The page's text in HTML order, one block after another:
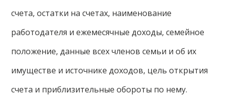
счета, остатки на счетах, наименование
работодателя и ежемесячные доходы, семейное
положение, данные всех членов семьи и об их
имуществе и источнике доходов, цель открытия
счета и приблизительные обороты по нему.